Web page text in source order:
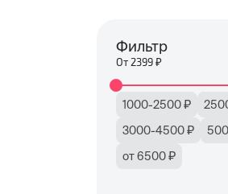
Фильтр
От2399₽
1000-2500 ₽
3000-4500 ₽
от 6500 ₽